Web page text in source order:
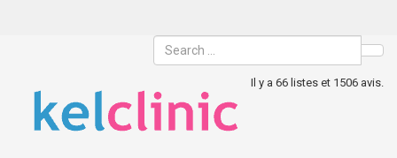
Il y a 66 listes et 1506 avis.